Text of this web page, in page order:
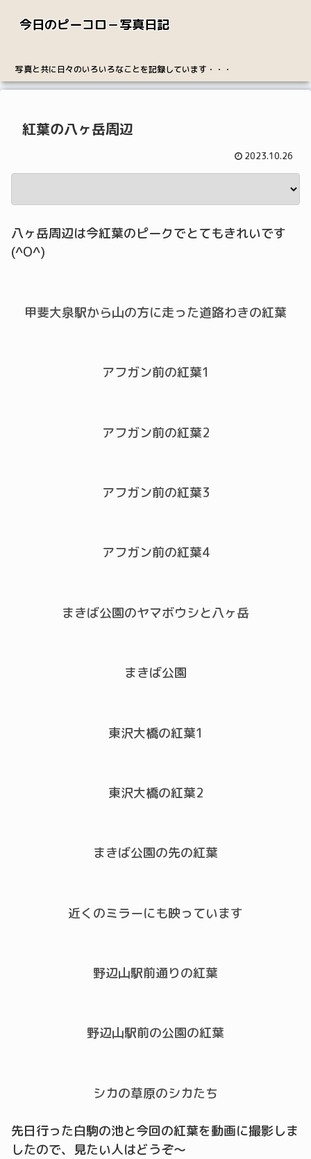
今日のピーコロ－写真日記
写真と共に日々のいろいろなことを記録しています・・・
紅葉の八ヶ岳周辺
2023.10.26
八ヶ岳周辺は今紅葉のピークでとてもきれいです
(^O^)
甲斐大泉駅から山の方に走った道路わきの紅葉
アフガン前の紅葉1
アフガン前の紅葉2
アフガン前の紅葉3
アフガン前の紅葉4
まきば公園のヤマボウシと八ヶ岳
まきば公園
東沢大橋の紅葉1
東沢大橋の紅葉2
まきば公園の先の紅葉
近くのミラーにも映っています
野辺山駅前通りの紅葉
野辺山駅前の公園の紅葉
シカの草原のシカたち
先日行った白駒の池と今回の紅葉を動画に撮影しま
したので、見たい人はどうぞ～